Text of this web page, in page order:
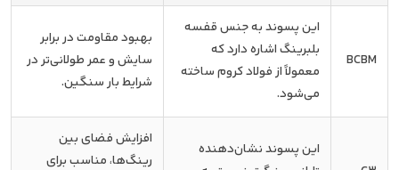
BCBM
این پسوند به جنس قفسه
بلبرینگ اشاره دارد که
معمولاً از فولاد کروم ساخته
می‌شود.
بهبود مقاومت در برابر
سایش و عمر طولانی‌تر در
شرایط بار سنگین.
این پسوند نشان‌دهنده
افزایش فضای بین
رینگ‌ها، مناسب برای